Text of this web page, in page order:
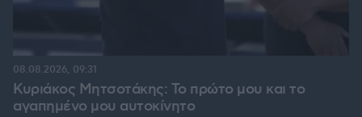
Κυριάκος Μητσοτάκης: Το πρώτο μου και το
αγαπημένο μου αυτοκίνητο
08.08.2026, 09:31